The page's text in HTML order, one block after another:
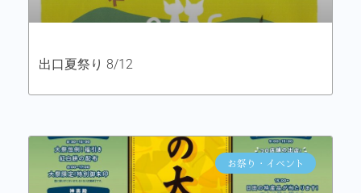
出口夏祭り 8/12
お祭り・イベント